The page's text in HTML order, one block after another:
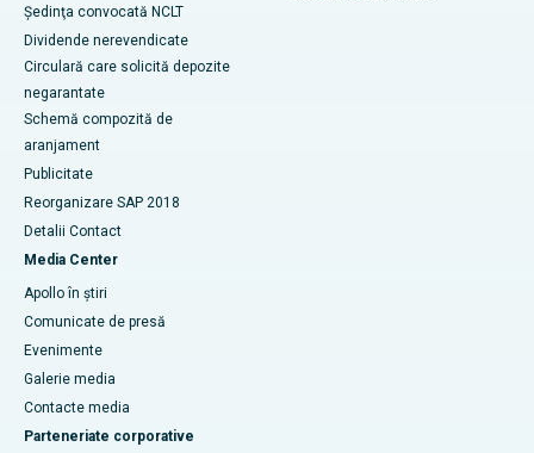
Şedinţa convocată NCLT
Dividende nerevendicate
Circulară care solicită depozite
negarantate
Schemă compozită de
aranjament
Publicitate
Reorganizare SAP 2018
Detalii Contact
Media Center
Apollo în știri
Comunicate de presă
Evenimente
Galerie media
Contacte media
Parteneriate corporative